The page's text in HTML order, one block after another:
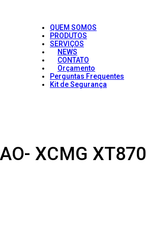
QUEM SOMOS
PRODUTOS
SERVIÇOS
NEWS
CONTATO
Orçamento
Perguntas Frequentes
Kit de Segurança
XCMG XT870